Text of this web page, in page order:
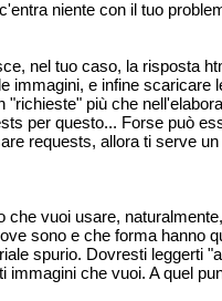
niente con il tuo
nel tuo caso, la risposta
immagini, e infine
"richieste" più che
per questo... Forse può
requests, allora ti serve
che vuoi usare,
sono e che forma hanno
spurio. Dovresti leggerti
immagini che vuoi. A quel